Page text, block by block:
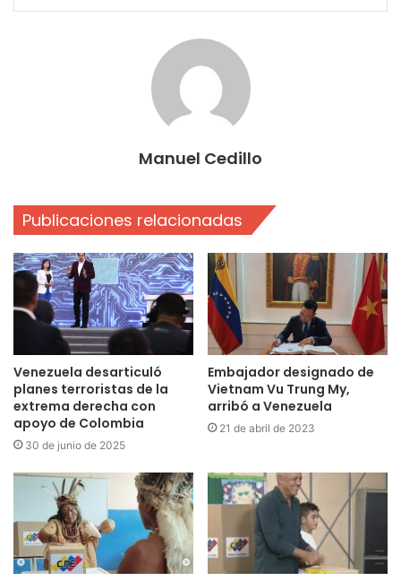
Manuel Cedillo
Publicaciones relacionadas
Venezuela desarticuló
planes terroristas de la
extrema derecha con
apoyo de Colombia
30 de junio de 2025
Embajador designado de
Vietnam Vu Trung My,
arribó a Venezuela
21 de abril de 2023